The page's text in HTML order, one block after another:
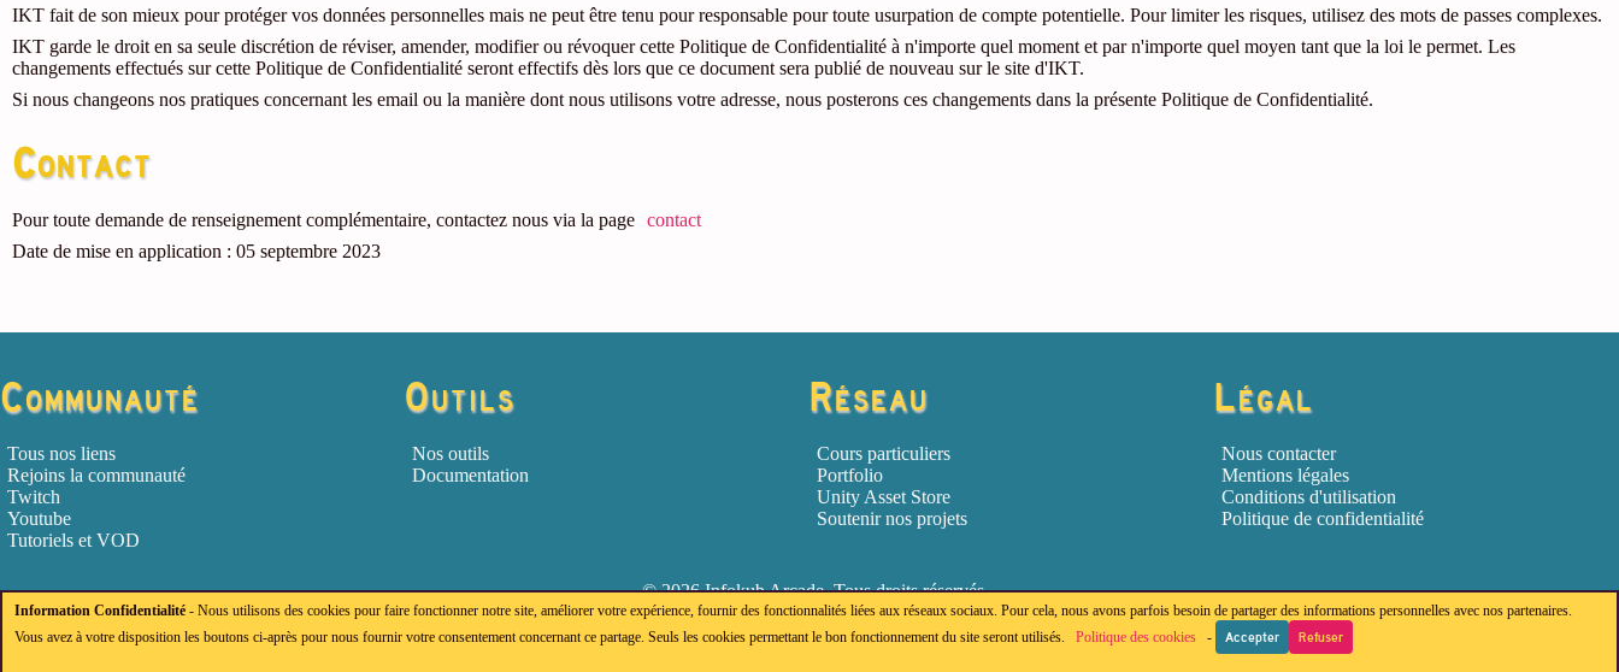
IKT fait de son mieux pour protéger vos données personnelles mais ne peut être tenu pour responsable pour toute usurpation de compte potentielle. Pour limiter les risques, utilisez des mots de passes complexes.
IKT garde le droit en sa seule discrétion de réviser, amender, modifier ou révoquer cette Politique de Confidentialité à n'importe quel moment et par n'importe quel moyen tant que la loi le permet. Les
changements effectués sur cette Politique de Confidentialité seront effectifs dès lors que ce document sera publié de nouveau sur le site d'IKT.
Si nous changeons nos pratiques concernant les email ou la manière dont nous utilisons votre adresse, nous posterons ces changements dans la présente Politique de Confidentialité.
Contact
Pour toute demande de renseignement complémentaire, contactez nous via la page contact
Date de mise en application : 05 septembre 2023
Communauté
Tous nos liens
Rejoins la communauté
Twitch
Youtube
Tutoriels et VOD
Outils
Nos outils
Documentation
Réseau
Cours particuliers
Portfolio
Unity Asset Store
Soutenir nos projets
Légal
Nous contacter
Mentions légales
Conditions d'utilisation
Politique de confidentialité
© 2026 Infokub Arcade. Tous droits réservés.
Information Confidentialité - Nous utilisons des cookies pour faire fonctionner notre site, améliorer votre expérience, fournir des fonctionnalités liées aux réseaux sociaux. Pour cela, nous avons parfois besoin de partager des informations personnelles avec nos partenaires.
Vous avez à votre disposition les boutons ci-après pour nous fournir votre consentement concernant ce partage. Seuls les cookies permettant le bon fonctionnement du site seront utilisés.
Politique des cookies - Accepter Refuser